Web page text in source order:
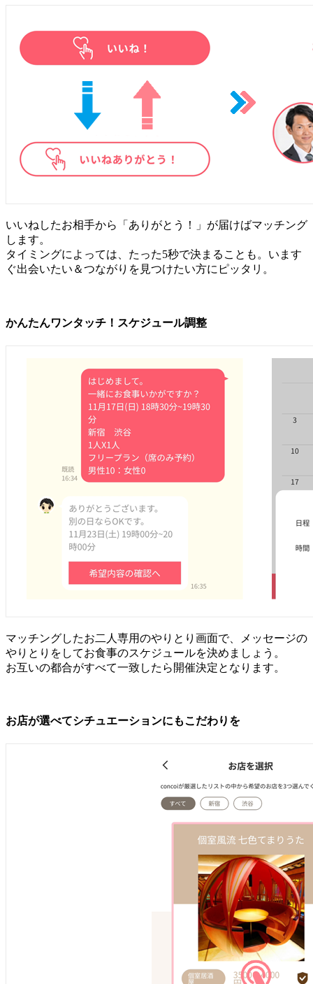
いいねしたお相手から「ありがとう！」が届けばマッチング
します。
タイミングによっては、たった5秒で決まることも。います
ぐ出会いたい＆つながりを見つけたい方にピッタリ。
かんたんワンタッチ！スケジュール調整
マッチングしたお二人専用のやりとり画面で、メッセージの
やりとりをしてお食事のスケジュールを決めましょう。
お互いの都合がすべて一致したら開催決定となります。
お店が選べてシチュエーションにもこだわりを